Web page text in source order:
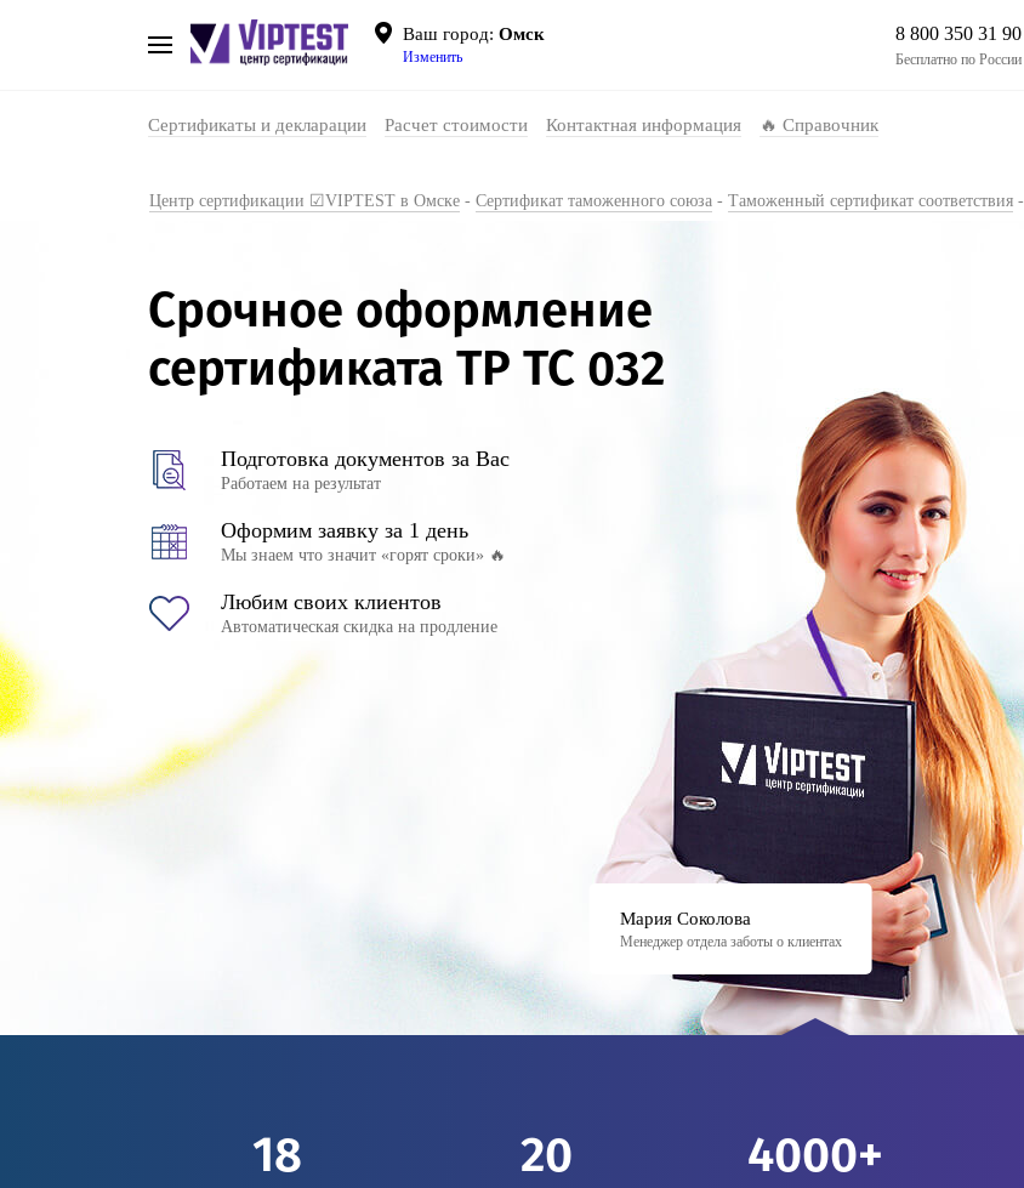
Ваш город: Омск
Изменить
8 800 350 31 90
Бесплатно по России
Сертификаты и декларации Расчет стоимости Контактная информация 🔥 Справочник
Центр сертификации ☑VIPTEST в Омске - Сертификат таможенного союза - Таможенный сертификат соответствия -
Мария Соколова
Менеджер отдела заботы о клиентах
Срочное оформление
сертификата ТР ТС 032
Подготовка документов за Вас
Работаем на результат
Оформим заявку за 1 день
Мы знаем что значит «горят сроки» 🔥
Любим своих клиентов
Автоматическая скидка на продление
18 20 4000+